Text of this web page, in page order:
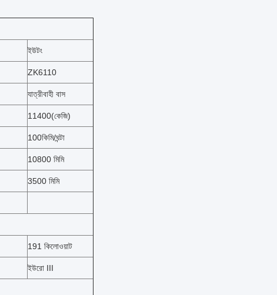
ইউটং
ZK6110
যাত্রীবাহী বাস
11400(কেজি)
100কিমি/ঘন্টা
10800 মিমি
3500 মিমি
191 কিলোওয়াট
ইউরো III